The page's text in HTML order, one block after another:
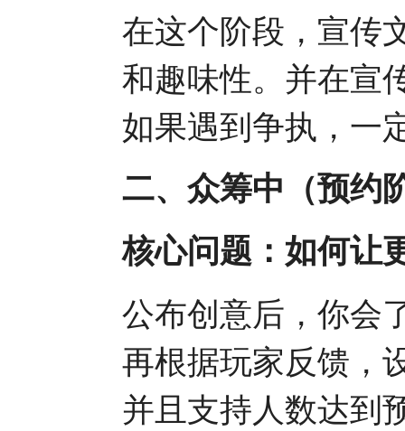
在这个阶段，宣传
和趣味性。并在宣
如果遇到争执，一
二、众筹中（预约
核心问题：如何让
公布创意后，你会
再根据玩家反馈，
并且支持人数达到